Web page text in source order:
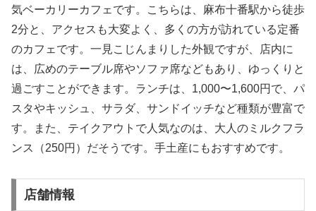
気ベーカリーカフェです。こちらは、麻布十番駅から徒歩
2分と、アクセスも大変よく、多くの方が訪れている定番
のカフェです。一見こじんまりした外観ですが、店内に
は、広めのテーブル席やソファ席などもあり、ゆっくりと
過ごすことができます。ランチは、1,000〜1,600円で、パ
スタやキッシュ、サラダ、サンドイッチなど種類が豊富で
す。また、テイクアウトで人気なのは、大人のミルクフラ
ンス（250円）だそうです。手土産にもおすすめです。
店舗情報